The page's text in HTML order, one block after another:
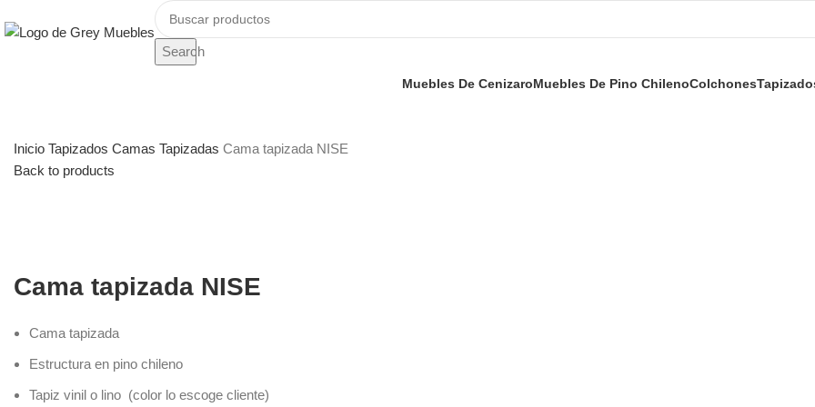
Search
Muebles De CenizaroMuebles De Pino ChilenoColchones
Inicio Tapizados Camas Tapizadas Cama tapizada NISE
Back to products
Cama tapizada NISE
Cama tapizada
Estructura en pino chileno
Tapiz vinil o lino (color lo escoge cliente)